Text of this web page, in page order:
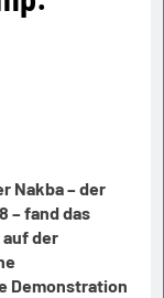
Nakba – der
– fand das
auf der
Demonstration